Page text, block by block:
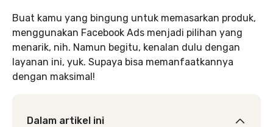
Buat kamu yang bingung untuk memasarkan produk,
menggunakan Facebook Ads menjadi pilihan yang
menarik, nih. Namun begitu, kenalan dulu dengan
layanan ini, yuk. Supaya bisa memanfaatkannya
dengan maksimal!
Dalam artikel ini